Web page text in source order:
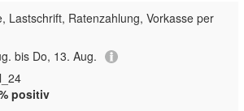
Lastschrift, Ratenzahlung, Vorkasse per
bis Do, 13. Aug.
positiv